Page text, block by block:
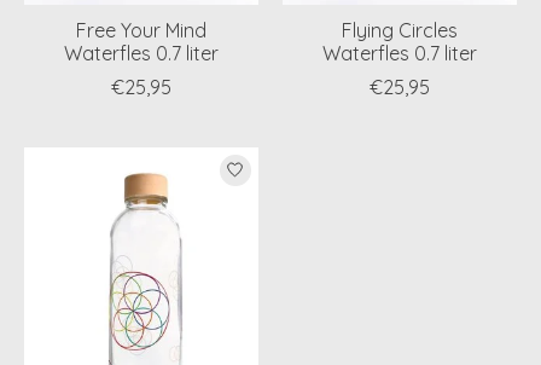
Free Your Mind
Waterfles 0.7 liter
€25,95
Flying Circles
Waterfles 0.7 liter
€25,95